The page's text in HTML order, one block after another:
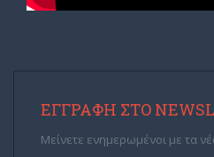
ΕΓΓΡΑΦΉ ΣΤΟ
Μείνετε ενημερωμένοι με τα